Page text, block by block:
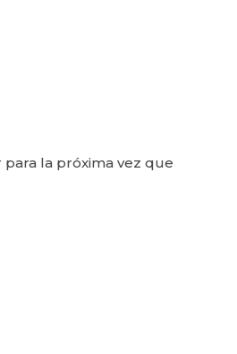
la próxima vez que